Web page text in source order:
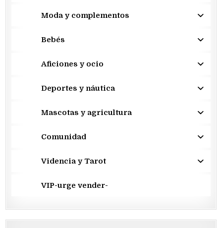
Moda y complementos
Bebés
Aficiones y ocio
Deportes y náutica
Mascotas y agricultura
Comunidad
Videncia y Tarot
VIP-urge vender-